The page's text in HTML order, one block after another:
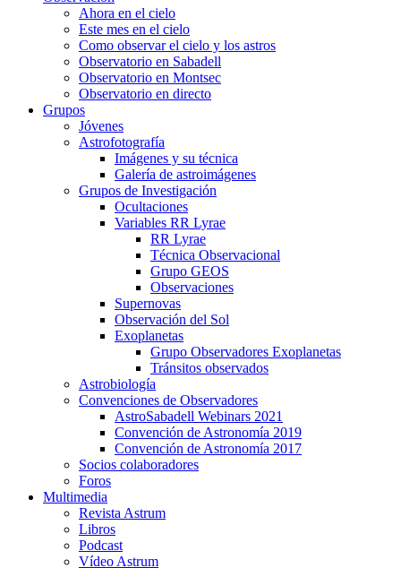
Ahora en el cielo
Este mes en el cielo
Como observar el cielo y los astros
Observatorio en Sabadell
Observatorio en Montsec
Observatorio en directo
Grupos
Jóvenes
Astrofotografía
Imágenes y su técnica
Galería de astroimágenes
Grupos de Investigación
Ocultaciones
Variables RR Lyrae
RR Lyrae
Técnica Observacional
Grupo GEOS
Observaciones
Supernovas
Observación del Sol
Exoplanetas
Grupo Observadores Exoplanetas
Tránsitos observados
Astrobiología
Convenciones de Observadores
AstroSabadell Webinars 2021
Convención de Astronomía 2019
Convención de Astronomía 2017
Socios colaboradores
Foros
Multimedia
Revista Astrum
Libros
Podcast
Vídeo Astrum